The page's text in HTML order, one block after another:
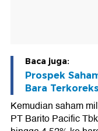
Baca juga:
Prospek
Bara
Kemudian saham
PT Barito Pacific